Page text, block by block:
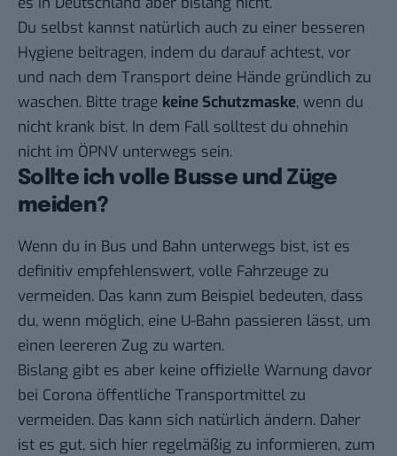
Du selbst kannst natürlich auch zu einer besseren
Hygiene beitragen, indem du darauf achtest, vor
und nach dem Transport deine Hände gründlich zu
waschen. Bitte trage keine Schutzmaske, wenn du
nicht krank bist. In dem Fall solltest du ohnehin
nicht im ÖPNV unterwegs sein.
Sollte ich volle Busse und Züge
meiden?
Wenn du in Bus und Bahn unterwegs bist, ist es
definitiv empfehlenswert, volle Fahrzeuge zu
vermeiden. Das kann zum Beispiel bedeuten, dass
du, wenn möglich, eine U-Bahn passieren lässt, um
einen leereren Zug zu warten.
Bislang gibt es aber keine offizielle Warnung davor
bei Corona öffentliche Transportmittel zu
vermeiden. Das kann sich natürlich ändern. Daher
ist es gut, sich hier regelmäßig zu informieren, zum